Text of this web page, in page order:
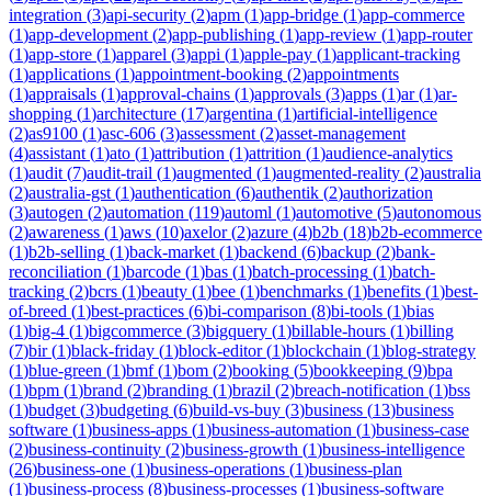
integration (3)api-security (2)apm (1)app-bridge (1)app-commerce
(1)app-development (2)app-publishing (1)app-review (1)app-router
(1)app-store (1)apparel (3)appi (1)apple-pay (1)applicant-tracking
(1)applications (1)appointment-booking (2)appointments
(1)appraisals (1)approval-chains (1)approvals (3)apps (1)ar(1)ar-
shopping (1)architecture (17)argentina (1)artificial-intelligence
(2)as9100 (1)asc-606 (3)assessment (2)asset-management
(4)assistant (1)ato (1)attribution (1)attrition (1)audience-analytics
(1)audit (7)audit-trail (1)augmented (1)augmented-reality (2)australia
(2)australia-gst (1)authentication (6)authentik (2)authorization
(3)autogen (2)automation (119)automl (1)automotive (5)autonomous
(2)awareness (1)aws (10)axelor(2)azure (4)b2b (18)b2b-ecommerce
(1)b2b-selling (1)back-market (1)backend (6)backup (2)bank-
reconciliation (1)barcode (1)bas (1)batch-processing (1)batch-
tracking (2)bcrs (1)beauty (1)bee (1)benchmarks (1)benefits (1)best-
of-breed (1)best-practices (6)bi-comparison (8)bi-tools (1)bias
(1)big-4 (1)bigcommerce (3)bigquery (1)billable-hours (1)billing
(7)bir(1)black-friday (1)block-editor(1)blockchain (1)blog-strategy
(1)blue-green (1)bmf(1)bom (2)booking (5)bookkeeping (9)bpa
(1)bpm (1)brand (2)branding (1)brazil (2)breach-notification (1)bss
(1)budget (3)budgeting (6)build-vs-buy (3)business (13)business
software (1)business-apps (1)business-automation (1)business-case
(2)business-continuity (2)business-growth (1)business-intelligence
(26)business-one (1)business-operations (1)business-plan
(1)business-process (8)business-processes (1)business-software